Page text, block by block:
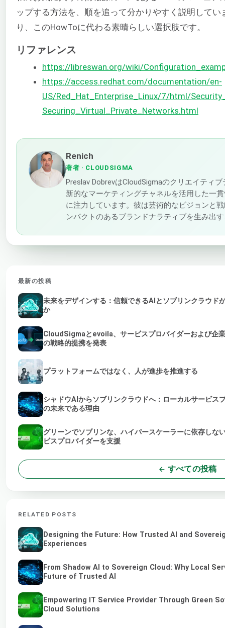
ップする方法を、順を追って分かりやすく説明して
り、このHowToに代わる素晴らしい選択肢です。
リファレンス
https://libreswan.org/wiki/
https://access.redhat.com/documentation/en-
US/Red_Hat_Enterprise_Linux/7/html/
Securing_Virtual_Private_Networks.html
Renich
著者 · CLOUDSIGMA
Preslav DobrevはCloudSigmaのクリエイティ
新的なマーケティングチャネルを活用した一
に注力しています。彼は芸術的なビジョンと
ンパクトのあるブランドナラティブを生み出
最新の投稿
未来をデザインする：信頼できるAIとソブリンクラウド
か
CloudSigmaとevoila、サービスプロバイダーおよび企
の戦略的提携を発表
プラットフォームではなく、人が進歩を推進する
シャドウAIからソブリンクラウドへ：ローカルサービス
の未来である理由
グリーンでソブリンな、ハイパースケーラーに依存しな
ビスプロバイダーを支援
すべての投稿
RELATED POSTS
Designing the Future: How Trusted AI and
Experiences
From Shadow AI to Sovereign Cloud: Why Local
Future of Trusted AI
Empowering IT Service Provider Through Green
Cloud Solutions